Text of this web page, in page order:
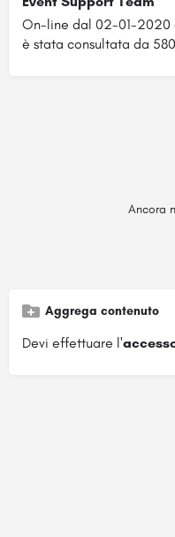
On-line dal 02-01-2020
è stata consultata da
Ancora
Aggrega contenuto
Devi effettuare l'